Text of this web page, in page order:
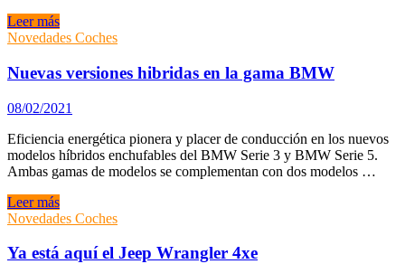
Probamos
el
A6
55
TFSIe
Quattro
Leer más
Novedades Coches
Nuevas versiones hibridas en la gama BMW
08/02/2021
Eficiencia energética pionera y placer de conducción en los nuevos
modelos híbridos enchufables del BMW Serie 3 y BMW Serie 5.
Ambas gamas de modelos se complementan con dos modelos …
Nuevas
versiones
en
Leer más
Novedades Coches
Ya está aquí el Jeep Wrangler 4xe